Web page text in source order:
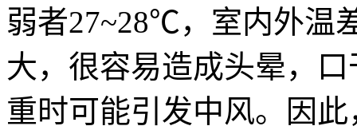
弱者27~28℃，室内外温
大，很容易造成头晕，
重时可能引发中风。因